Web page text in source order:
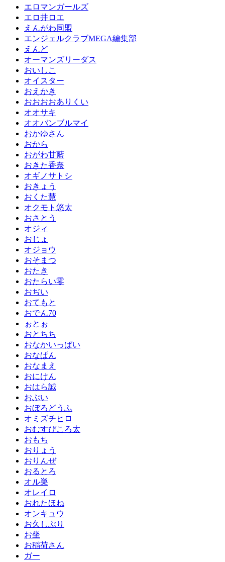
エロマンガールズ
エロ井ロエ
えんがわ同盟
エンジェルクラブMEGA編集部
えんど
オーマンズリーダス
おいしこ
オイスター
おえかき
おおおおありくい
オオサキ
オオバンブルマイ
おかゆさん
おから
おがわ甘藍
おきた香奈
オギノサトシ
おきょう
おくた慧
オクモト悠太
おさとう
オジィ
おじょ
オジョウ
おそまつ
おたき
おたらい零
おぢい
おてもと
おでん70
ぉとぉ
おとちち
おなかいっぱい
おなぱん
おなまえ
おにけん
おはら誠
おぶい
おぼろどうふ
オミズチヒロ
おむすびころ太
おもち
おりょう
おりんぜ
おるとろ
オル巣
オレイロ
おれたほね
オンキュウ
お久しぶり
お坐
お稲荷さん
ガー